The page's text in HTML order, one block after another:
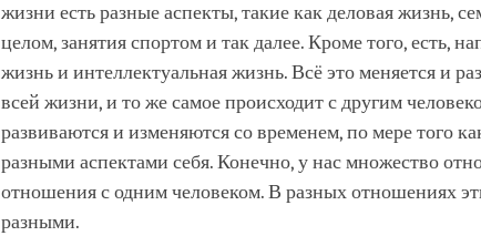
жизни есть разные аспекты, такие как деловая жизнь,
целом, занятия спортом и так далее. Кроме того, есть,
жизнь и интеллектуальная жизнь. Всё это меняется и
всей жизни, и то же самое происходит с другим
развиваются и изменяются со временем, по мере того
разными аспектами себя. Конечно, у нас множество
отношения с одним человеком. В разных отношениях
разными.